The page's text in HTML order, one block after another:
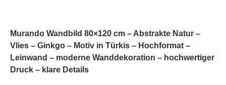
Murando Wandbild 80×120 cm – Abstrakte Natur –
Vlies – Ginkgo – Motiv in Türkis – Hochformat –
Leinwand – moderne Wanddekoration – hochwertiger
Druck – klare Details